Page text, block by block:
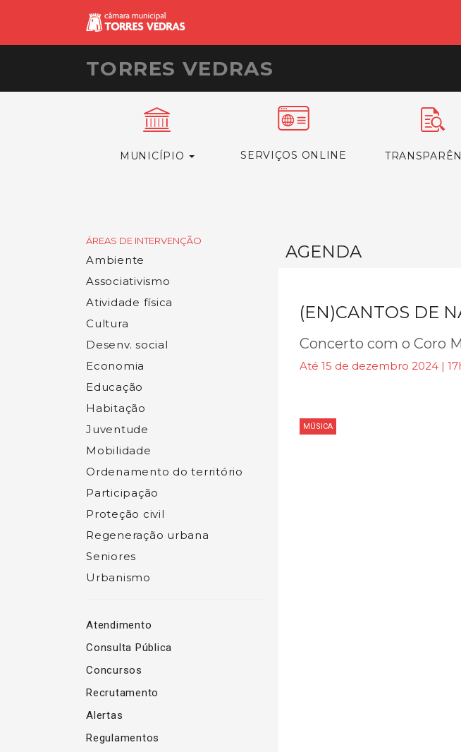
TORRES VEDRAS
MUNICÍPIO SERVIÇOS ONLINE
ÁREAS DE INTERVENÇÃO
Ambiente
Associativismo
Atividade física
Cultura
Desenv. social
Economia
Educação
Habitação
Juventude
Mobilidade
Ordenamento do território
Participação
Proteção civil
Regeneração urbana
Seniores
Urbanismo
Atendimento
Consulta Pública
Concursos
Recrutamento
Alertas
Regulamentos
AGENDA
(EN)CANTOS DE
Concerto com o Coro
Até 15 de dezembro 2024 |
MÚSICA